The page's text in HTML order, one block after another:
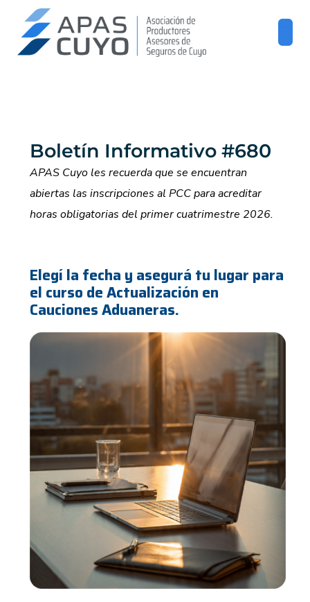
Boletín Informativo #680
APAS Cuyo les recuerda que se encuentran
abiertas las inscripciones al PCC para acreditar
horas obligatorias del primer cuatrimestre 2026.
Elegí la fecha y asegurá tu lugar para
el curso de Actualización en
Cauciones Aduaneras.